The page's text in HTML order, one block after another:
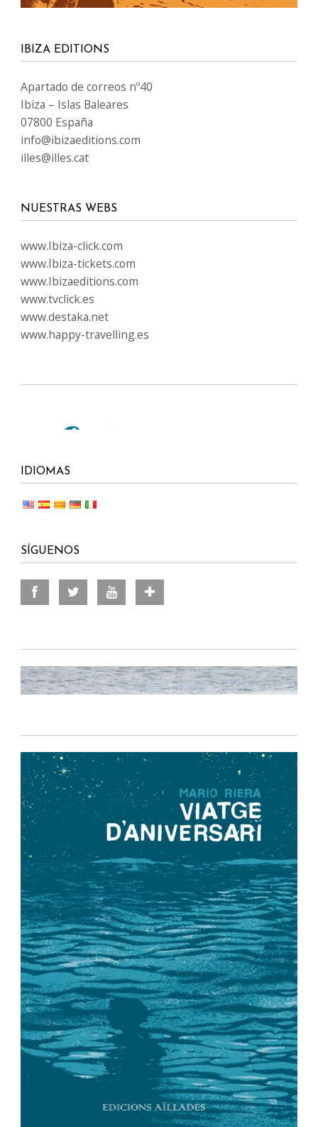
IBIZA EDITIONS
Apartado de correos nº40
Ibiza – Islas Baleares
07800 España
info@ibizaeditions.com
illes@illes.cat
NUESTRAS WEBS
www.Ibiza-click.com
www.Ibiza-tickets.com
www.Ibizaeditions.com
www.tvclick.es
www.destaka.net
www.happy-travelling.es
IDIOMAS
SÍGUENOS